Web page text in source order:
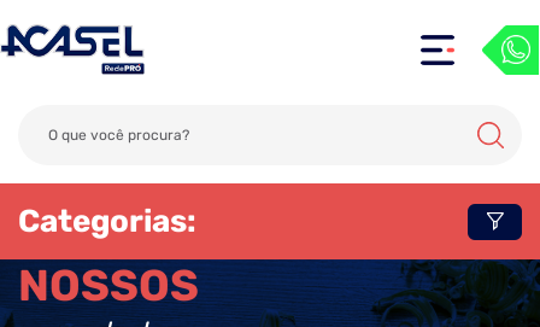
Categorias:
NOSSOS